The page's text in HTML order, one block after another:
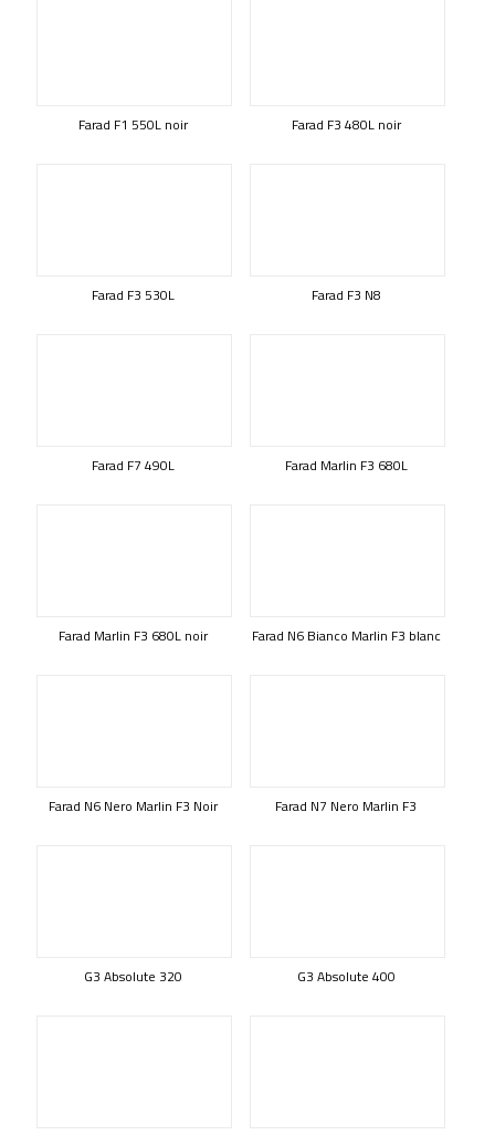
Farad F1 550L noir Farad F3 480L noir
Farad F3 530L Farad F3 N8
Farad F7 490L Farad Marlin F3 680L
Farad Marlin F3 680L noir Farad N6 Bianco Marlin F3 blanc
Farad N6 Nero Marlin F3 Noir Farad N7 Nero Marlin F3
G3 Absolute 320 G3 Absolute 400